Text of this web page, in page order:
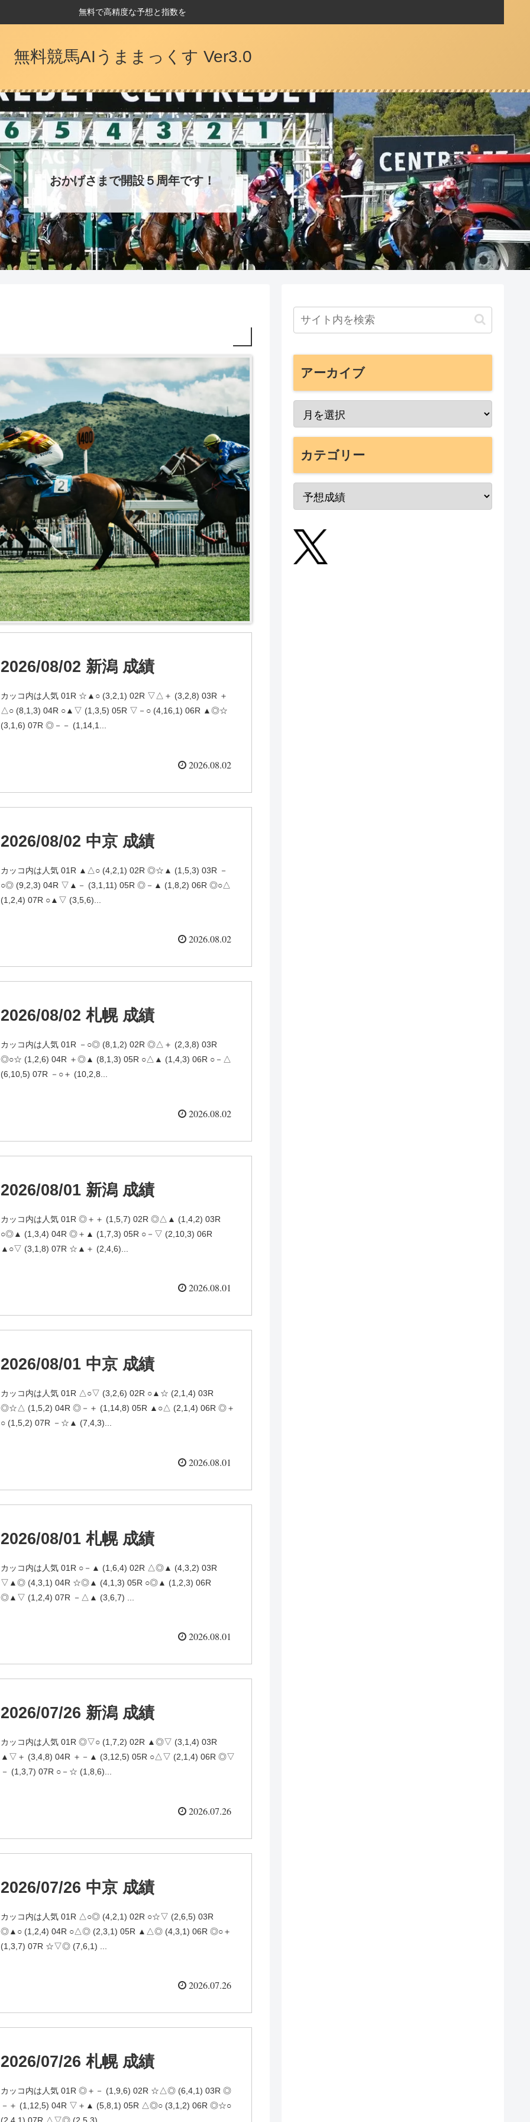
無料で高精度な予想と指数を
無料競馬AIうままっくす Ver3.0
おかげさまで開設５周年です！
2026/08/02 新潟 成績
カッコ内は人気 01R ☆▲○ (3,2,1) 02R ▽△＋ (3,2,8) 03R ＋
△○ (8,1,3) 04R ○▲▽ (1,3,5) 05R ▽－○ (4,16,1) 06R ▲◎☆
(3,1,6) 07R ◎－－ (1,14,1...
2026.08.02
2026/08/02 中京 成績
カッコ内は人気 01R ▲△○ (4,2,1) 02R ◎☆▲ (1,5,3) 03R －
○◎ (9,2,3) 04R ▽▲－ (3,1,11) 05R ◎－▲ (1,8,2) 06R ◎○△
(1,2,4) 07R ○▲▽ (3,5,6)...
2026.08.02
2026/08/02 札幌 成績
カッコ内は人気 01R －○◎ (8,1,2) 02R ◎△＋ (2,3,8) 03R
◎○☆ (1,2,6) 04R ＋◎▲ (8,1,3) 05R ○△▲ (1,4,3) 06R ○－△
(6,10,5) 07R －○＋ (10,2,8...
2026.08.02
2026/08/01 新潟 成績
カッコ内は人気 01R ◎＋＋ (1,5,7) 02R ◎△▲ (1,4,2) 03R
○◎▲ (1,3,4) 04R ◎＋▲ (1,7,3) 05R ○－▽ (2,10,3) 06R
▲○▽ (3,1,8) 07R ☆▲＋ (2,4,6)...
2026.08.01
2026/08/01 中京 成績
カッコ内は人気 01R △○▽ (3,2,6) 02R ○▲☆ (2,1,4) 03R
◎☆△ (1,5,2) 04R ◎－＋ (1,14,8) 05R ▲○△ (2,1,4) 06R ◎＋
○ (1,5,2) 07R －☆▲ (7,4,3)...
2026.08.01
2026/08/01 札幌 成績
カッコ内は人気 01R ○－▲ (1,6,4) 02R △◎▲ (4,3,2) 03R
▽▲◎ (4,3,1) 04R ☆◎▲ (4,1,3) 05R ○◎▲ (1,2,3) 06R
◎▲▽ (1,2,4) 07R －△▲ (3,6,7) ...
2026.08.01
2026/07/26 新潟 成績
カッコ内は人気 01R ◎▽○ (1,7,2) 02R ▲◎▽ (3,1,4) 03R
▲▽＋ (3,4,8) 04R ＋－▲ (3,12,5) 05R ○△▽ (2,1,4) 06R ◎▽
－ (1,3,7) 07R ○－☆ (1,8,6)...
2026.07.26
2026/07/26 中京 成績
カッコ内は人気 01R △○◎ (4,2,1) 02R ○☆▽ (2,6,5) 03R
◎▲○ (1,2,4) 04R ○△◎ (2,3,1) 05R ▲△◎ (4,3,1) 06R ◎○＋
(1,3,7) 07R ☆▽◎ (7,6,1) ...
2026.07.26
2026/07/26 札幌 成績
カッコ内は人気 01R ◎＋－ (1,9,6) 02R ☆△◎ (6,4,1) 03R ◎
－＋ (1,12,5) 04R ▽＋▲ (5,8,1) 05R △◎○ (3,1,2) 06R ◎☆○
アーカイブ
カテゴリー